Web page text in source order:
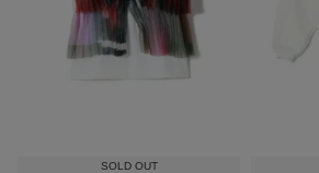
SOLD OUT